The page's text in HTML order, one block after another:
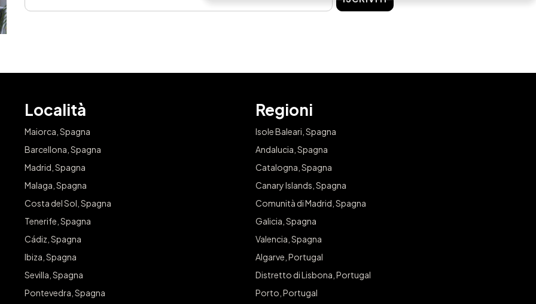
Località
Maiorca, Spagna
Barcellona, Spagna
Madrid, Spagna
Malaga, Spagna
Costa del Sol, Spagna
Tenerife, Spagna
Cádiz, Spagna
Ibiza, Spagna
Sevilla, Spagna
Pontevedra, Spagna
Regioni
Isole Baleari, Spagna
Andalucia, Spagna
Catalogna, Spagna
Canary Islands, Spagna
Comunità di Madrid, Spagna
Galicia, Spagna
Valencia, Spagna
Algarve, Portugal
Distretto di Lisbona, Portugal
Porto, Portugal